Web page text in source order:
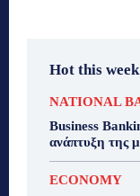
Hot this week
NATIONAL
Business
ανάπτυξη της
ECONOMY